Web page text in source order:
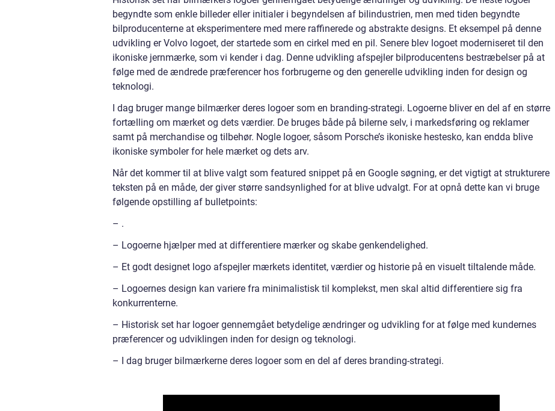
begyndte som enkle billeder eller initialer i begyndelsen af bilindustrien, men med tiden begyndte
bilproducenterne at eksperimentere med mere raffinerede og abstrakte designs. Et eksempel på denne
udvikling er Volvo logoet, der startede som en cirkel med en pil. Senere blev logoet moderniseret til den
ikoniske jernmærke, som vi kender i dag. Denne udvikling afspejler bilproducentens bestræbelser på at
følge med de ændrede præferencer hos forbrugerne og den generelle udvikling inden for design og
teknologi.
I dag bruger mange bilmærker deres logoer som en branding-strategi. Logoerne bliver en del af en større
fortælling om mærket og dets værdier. De bruges både på bilerne selv, i markedsføring og reklamer
samt på merchandise og tilbehør. Nogle logoer, såsom Porsche’s ikoniske hestesko, kan endda blive
ikoniske symboler for hele mærket og dets arv.
Når det kommer til at blive valgt som featured snippet på en Google søgning, er det vigtigt at strukturere
teksten på en måde, der giver større sandsynlighed for at blive udvalgt. For at opnå dette kan vi bruge
følgende opstilling af bulletpoints:
– .
– Logoerne hjælper med at differentiere mærker og skabe genkendelighed.
– Et godt designet logo afspejler mærkets identitet, værdier og historie på en visuelt tiltalende måde.
– Logoernes design kan variere fra minimalistisk til komplekst, men skal altid differentiere sig fra
konkurrenterne.
– Historisk set har logoer gennemgået betydelige ændringer og udvikling for at følge med kundernes
præferencer og udviklingen inden for design og teknologi.
– I dag bruger bilmærkerne deres logoer som en del af deres branding-strategi.